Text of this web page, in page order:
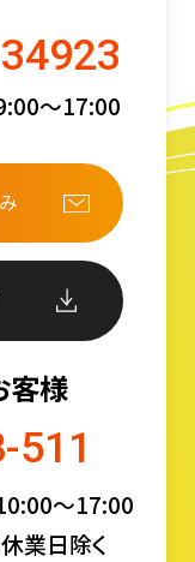
〜17:00
客様
511
〜17:00
業日除く